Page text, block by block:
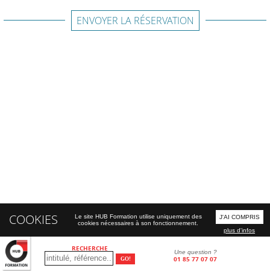
RECHERCHE Une question ?
01 85 77 07 07
ENVOYER LA RÉSERVATION
COOKIES
Le site HUB Formation utilise uniquement des
cookies nécessaires à son fonctionnement.
J'AI COMPRIS
plus d'infos